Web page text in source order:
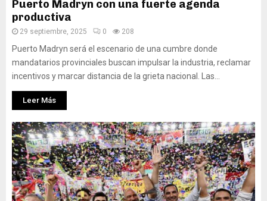
Puerto Madryn con una fuerte agenda
productiva
29 septiembre, 2025 0 208
Puerto Madryn será el escenario de una cumbre donde
mandatarios provinciales buscan impulsar la industria, reclamar
incentivos y marcar distancia de la grieta nacional. Las...
Leer Más